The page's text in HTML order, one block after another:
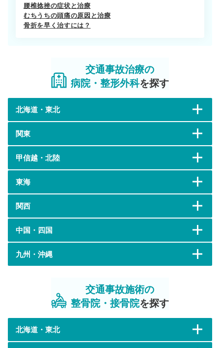
腰椎捻挫の症状と治療
むちうちの頭痛の原因と治療
骨折を早く治すには？
交通事故治療の
病院・整形外科を探す
北海道・東北
関東
甲信越・北陸
東海
関西
中国・四国
九州・沖縄
交通事故施術の
整骨院・接骨院を探す
北海道・東北